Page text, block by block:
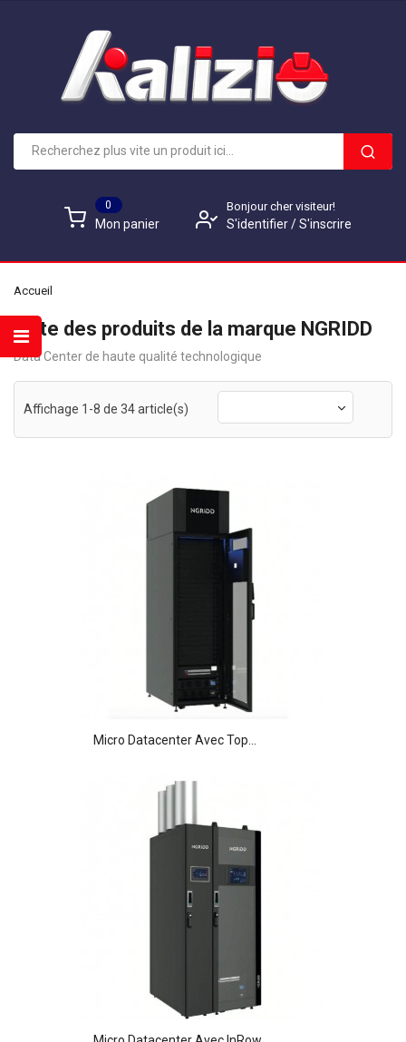
0
Mon panier
Bonjour cher visiteur!
S'identifier/ S'inscrire
Accueil
Liste des produits de la marque NGRIDD
Data Center de haute qualité technologique
Affichage 1-8 de 34 article(s)
Micro Datacenter Avec Top...